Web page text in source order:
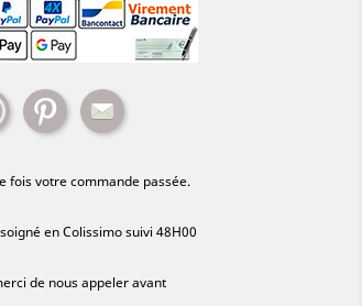
WhatsappPinterestMail
fois votre commande passée.
en Colissimo suivi 48H00
de nous appeler avant